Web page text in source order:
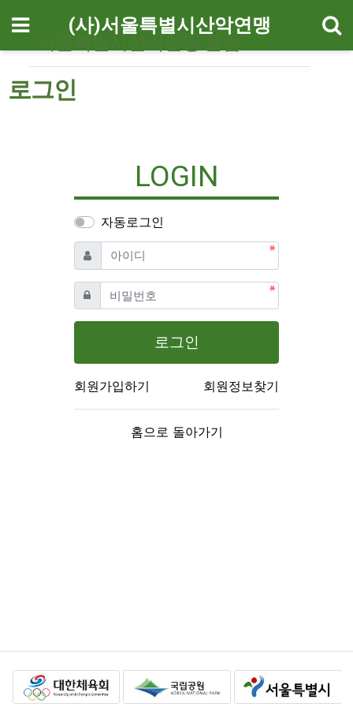
메뉴 (사)서울특별시산악연맹
서울특별시산악연맹 클럽
로그인
LOGIN
자동로그인
아이디 필수
비밀번호필수
로그인
회원가입하기 회원정보찾기
홈으로 돌아가기